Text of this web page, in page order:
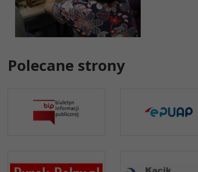
Polecane strony